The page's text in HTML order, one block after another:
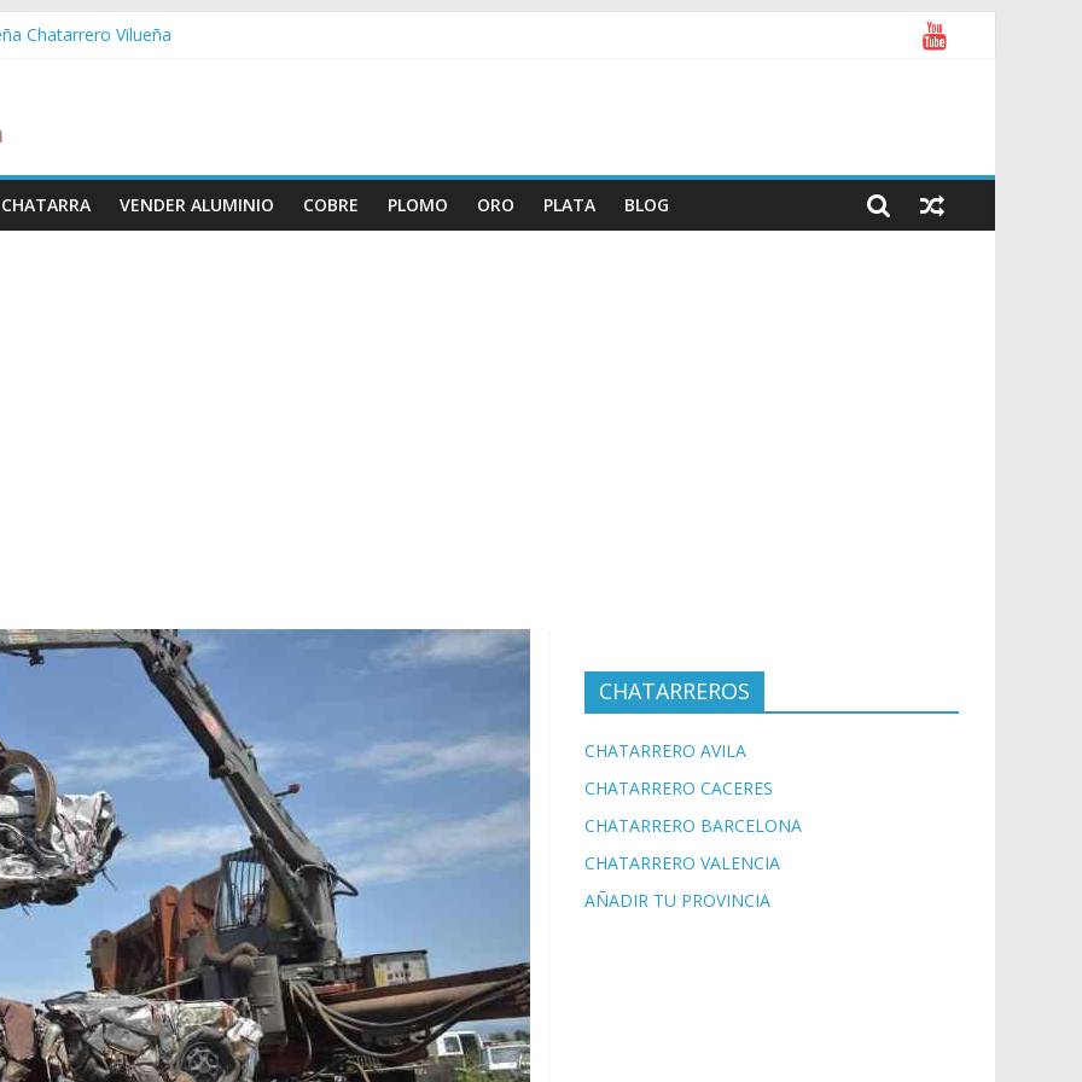
Chatarrero Vilueña
Chatarrero Zaida
Chatarrero Vistabella
VENDER ALUMINIO COBRE PLOMO ORO PLATA BLOG
CHATARREROS
CHATARRERO AVILA
CHATARRERO CACERES
CHATARRERO BARCELONA
CHATARRERO VALENCIA
AÑADIR TU PROVINCIA